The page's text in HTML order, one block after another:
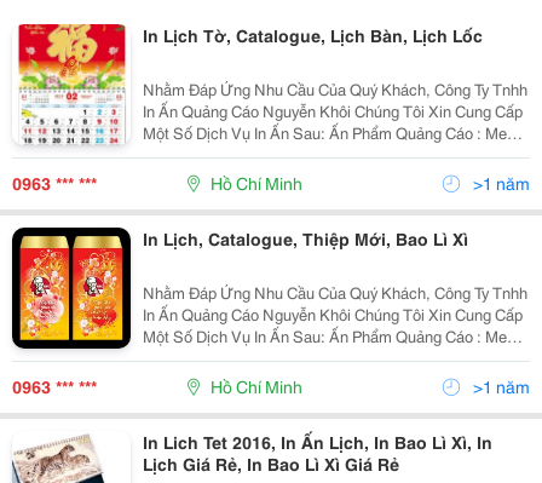
In Lịch Tờ, Catalogue, Lịch Bàn, Lịch Lốc
Nhằm Đáp Ứng Nhu Cầu Của Quý Khách, Công Ty Tnhh
In Ấn Quảng Cáo Nguyễn Khôi Chúng Tôi Xin Cung Cấp
Một Số Dịch Vụ In Ấn Sau: Ấn Phẩm Quảng Cáo : Menu,
B Rochure, Catalogue, Leaflet, Lịch, Hộp Giấy, Túi Giấy,
Túi Nhựa, Poster, Banner, Standee, N
0963 *** *** Hồ Chí Minh >1 năm
In Lịch, Catalogue, Thiệp Mới, Bao Lì Xì
Nhằm Đáp Ứng Nhu Cầu Của Quý Khách, Công Ty Tnhh
In Ấn Quảng Cáo Nguyễn Khôi Chúng Tôi Xin Cung Cấp
Một Số Dịch Vụ In Ấn Sau: Ấn Phẩm Quảng Cáo : Menu,
B Rochure, Catalogue, Leaflet, Lịch, Hộp Giấy, Túi Giấy,
Túi Nhựa, Poster, Banner, Standee, N
0963 *** *** Hồ Chí Minh >1 năm
In Lich Tet 2016, In Ấn Lịch, In Bao Lì Xì, In
Lịch Giá Rẻ, In Bao Lì Xì Giá Rẻ